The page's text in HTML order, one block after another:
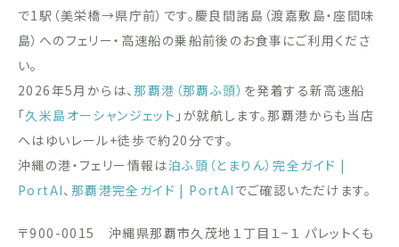
で1駅（美栄橋→県庁前）です。慶良間諸島（渡嘉敷島・座間味
島）へのフェリー・高速船の乗船前後のお食事にご利用くださ
い。
2026年5月からは、那覇港（那覇ふ頭） を発着する新高速船
「久米島オーシャンジェット 」が就航します。那覇港からも当店
へはゆいレール+徒歩で約20分です。
沖縄の港・フェリー情報は泊ふ頭（とまりん）完全ガイド |
PortAI、 那覇港完全ガイド | PortAI でご確認いただけます。
〒900-0015 沖縄県那覇市久茂地１丁目１−１ パレットくも